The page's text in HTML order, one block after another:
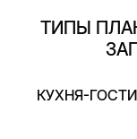
ТИПЫ
КУХНЯ-